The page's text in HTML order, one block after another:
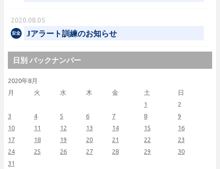
2020.08.05
Jアラート訓練のお知らせ
日別 バックナンバー
2020年8月
月
火 水 木 金 土 日
1
2
3
4 5 6 7 8
9
10
11 12 13 14 15
16
17
18 19 20 21 22
23
24
25 26 27 28 29
30
31